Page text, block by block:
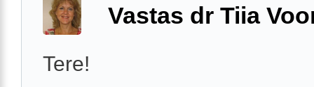
Vastas dr Tiia
Tere!